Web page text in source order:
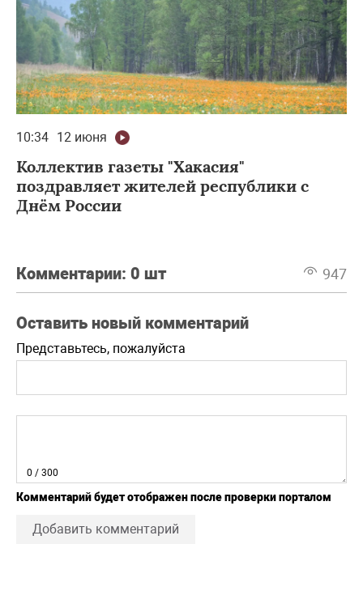
10:34 12 июня
Коллектив газеты "Хакасия"
поздравляет жителей республики с
Днём России
Комментарии: 0 шт 947
Оставить новый комментарий
Представьтесь, пожалуйста
0 / 300
Комментарий будет отображен после проверки порталом
Добавить комментарий